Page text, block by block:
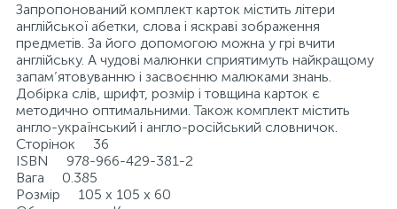
Запропонований комплект карток містить літери
англійської абетки, слова і яскраві зображення
предметів. За його допомогою можна у грі вчити
англійську. А чудові малюнки сприятимуть найкращому
запам’ятовуванню і засвоєнню малюками знань.
Добірка слів, шрифт, розмір і товщина карток є
методично оптимальними. Також комплект містить
англо-український і англо-російський словничок.
Сторінок 36
ISBN 978-966-429-381-2
Вага 0.385
Розмір 105 х 105 х 60